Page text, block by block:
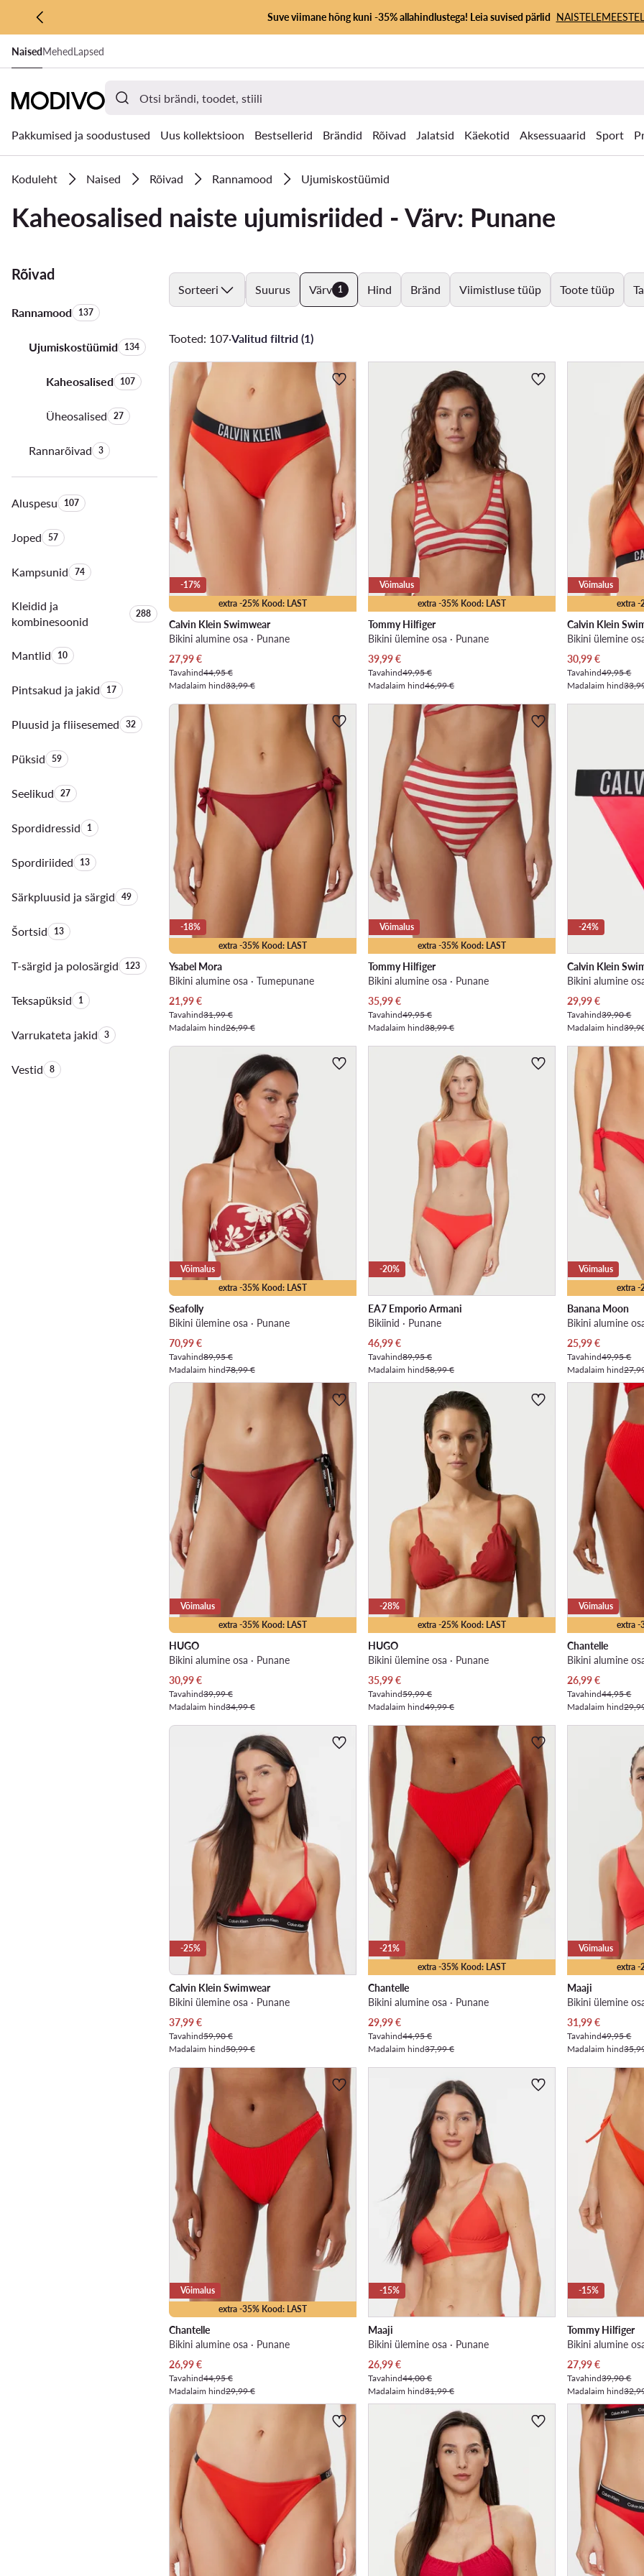
LIIGU PÕHISISU JUURDE
MINE OTSINGUSSE
Suve viimane hõng kuni -35% allahindlustega! Leia suvised pärlid NAISTELE
NaisedMehedLapsed
Pakkumised ja soodustused Uus kollektsioon Bestsellerid Brändid Rõivad Jalatsid Käekotid Aksessuaarid Sport
Koduleht Naised Rõivad Rannamood Ujumiskostüümid
Kaheosalised naiste ujumisriided - Värv: Punane
Rõivad
RannamoodToodete arv:
137
UjumiskostüümidToodete arv:
134
KaheosalisedToodete arv:
107
ÜheosalisedToodete arv:
27
RannarõivadToodete arv:
3
AluspesuToodete arv:
107
JopedToodete arv:
57
KampsunidToodete arv:
74
Kleidid ja
kombinesoonid
Toodete arv:
288
MantlidToodete arv:
10
Pintsakud ja jakidToodete arv:
17
Pluusid ja fliisesemedToodete arv:
32
PüksidToodete arv:
59
SeelikudToodete arv:
27
SpordidressidToodete arv:
1
SpordiriidedToodete arv:
13
Särkpluusid ja särgidToodete arv:
49
ŠortsidToodete arv:
13
T-särgid ja polosärgidToodete arv:
123
TeksapüksidToodete arv:
1
Varrukateta jakidToodete arv:
3
VestidToodete arv:
8
Sorteeri Suurus Värv 1 Hind Bränd Viimistluse tüüp Toote tüüp
Tooted: 107·Valitud filtrid (1)
extra -25% Kood: LAST
-17%
Calvin Klein Swimwear
Bikini alumine osa · Punane
Praegune hind
27,99€
Tavahind44,95 €
Madalaim hind33,99 €
extra -35% Kood: LAST
Võimalus
Tommy Hilfiger
Bikini ülemine osa · Punane
Praegune hind
39,99€
Tavahind49,95 €
Madalaim hind46,99 €
extra -
Võimalus
Calvin Klein
Bikini ülemine
Praegune hind
30,99€
Tavahind49,95 €
Madalaim hind
extra -35% Kood: LAST
-18%
Ysabel Mora
Bikini alumine osa · Tumepunane
Praegune hind
21,99€
Tavahind31,99 €
Madalaim hind26,99 €
extra -35% Kood: LAST
Võimalus
Tommy Hilfiger
Bikini alumine osa · Punane
Praegune hind
35,99€
Tavahind49,95 €
Madalaim hind38,99 €
-24%
Calvin Klein
Bikini alumine
Praegune hind
29,99€
Tavahind39,90 €
Madalaim hind
extra -35% Kood: LAST
Võimalus
Seafolly
Bikini ülemine osa · Punane
Praegune hind
70,99€
Tavahind89,95 €
Madalaim hind78,99 €
-20%
EA7 Emporio Armani
Bikiinid · Punane
Praegune hind
46,99€
Tavahind89,95 €
Madalaim hind58,99 €
extra -
Võimalus
Banana Moon
Bikini alumine
Praegune hind
25,99€
Tavahind49,95 €
Madalaim hind
extra -35% Kood: LAST
Võimalus
HUGO
Bikini alumine osa · Punane
Praegune hind
30,99€
Tavahind39,99 €
Madalaim hind34,99 €
extra -25% Kood: LAST
-28%
HUGO
Bikini ülemine osa · Punane
Praegune hind
35,99€
Tavahind59,99 €
Madalaim hind49,99 €
extra -
Võimalus
Chantelle
Bikini alumine
Praegune hind
26,99€
Tavahind44,95 €
Madalaim hind
-25%
Calvin Klein Swimwear
Bikini ülemine osa · Punane
Praegune hind
37,99€
Tavahind59,90 €
Madalaim hind50,99 €
extra -35% Kood: LAST
-21%
Chantelle
Bikini alumine osa · Punane
Praegune hind
29,99€
Tavahind44,95 €
Madalaim hind37,99 €
extra -
Võimalus
Maaji
Bikini ülemine
Praegune hind
31,99€
Tavahind49,95 €
Madalaim hind
extra -35% Kood: LAST
Võimalus
Chantelle
Bikini alumine osa · Punane
Praegune hind
26,99€
Tavahind44,95 €
Madalaim hind29,99 €
-15%
Maaji
Bikini ülemine osa · Punane
Praegune hind
26,99€
Tavahind44,00 €
Madalaim hind31,99 €
-15%
Tommy Hilfiger
Bikini alumine
Praegune hind
27,99€
Tavahind39,90 €
Madalaim hind